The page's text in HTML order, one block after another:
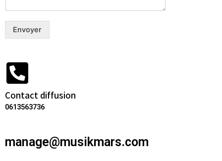
Envoyer
Contact diffusion
0613563736
manage@musikmars.com